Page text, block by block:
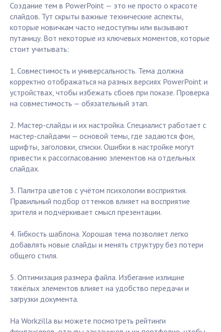
Создание тем в PowerPoint — это не просто о красоте
слайдов. Тут скрыты важные технические аспекты,
которые новичкам часто недоступны или вызывают
путаницу. Вот некоторые из ключевых моментов, которые
стоит учитывать:
1. Совместимость и универсальность. Тема должна
корректно отображаться на разных версиях PowerPoint и
устройствах, чтобы избежать сбоев при показе. Проверка
на совместимость — обязательный этап.
2. Мастер-слайды и их настройка. Специалист работает с
мастер-слайдами — основой темы, где задаются фон,
шрифты, заголовки, списки. Ошибки в настройке могут
привести к рассогласованию элементов на отдельных
слайдах.
3. Палитра цветов с учётом психологии восприятия.
Правильный подбор оттенков влияет на восприятие
зрителя и подчёркивает смысл презентации.
4. Гибкость шаблона. Хорошая тема позволяет легко
добавлять новые слайды и менять структуру без потери
общего стиля.
5. Оптимизация размера файла. Избегание излишне
тяжёлых элементов влияет на удобство передачи и
загрузки документа.
На Workzilla вы можете посмотреть рейтинги